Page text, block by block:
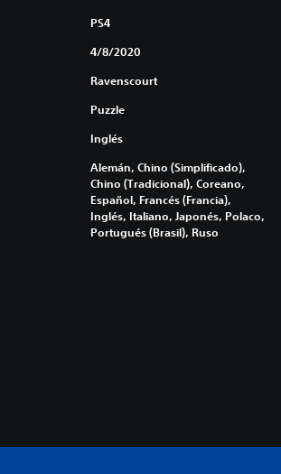
PS4
4/8/2020
Ravenscourt
Puzzle
Inglés
Alemán, Chino (Simplificado),
Chino (Tradicional), Coreano,
Español, Francés (Francia),
Inglés, Italiano, Japonés, Polaco,
Portugués (Brasil), Ruso